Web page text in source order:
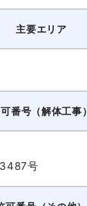
主要エリア
番号（解体工事）
号